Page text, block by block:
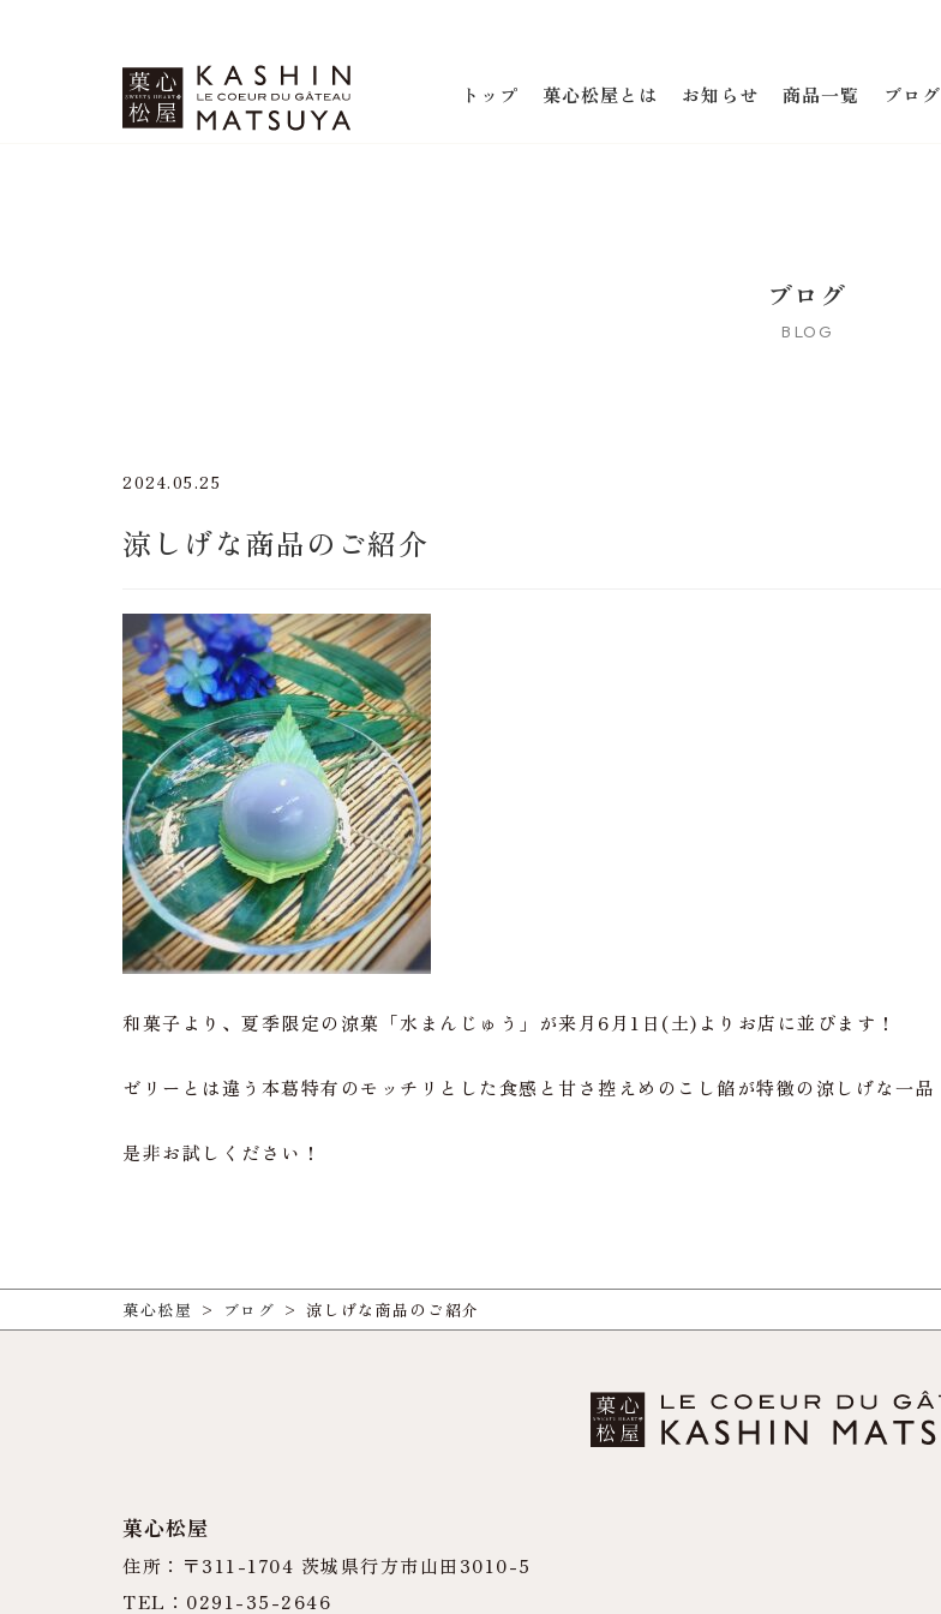
トップ 菓心松屋とは お知らせ 商品一覧 ブログ
ブログ
BLOG
2024.05.25
涼しげな商品のご紹介
和菓子より、夏季限定の涼菓「水まんじゅう」が来月6月1日(土)よりお店に並びます！
ゼリーとは違う本葛特有のモッチリとした食感と甘さ控えめのこし餡が特徴の涼しげな一品
是非お試しください！
菓心松屋 > ブログ > 涼しげな商品のご紹介
菓心松屋
住所：〒311-1704 茨城県行方市山田3010-5
TEL：0291-35-2646